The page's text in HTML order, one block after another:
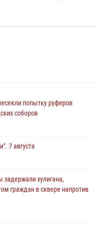
попытку руферов
соборов
7 августа
задержали хулигана,
граждан в сквере напротив